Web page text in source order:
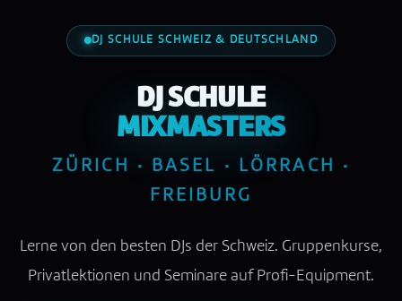
DJ SCHULE SCHWEIZ & DEUTSCHLAND
DJ SCHULE
MIXMASTERS
ZÜRICH · BASEL · LÖRRACH ·
FREIBURG
Lerne von den besten DJs der Schweiz. Gruppenkurse,
Privatlektionen und Seminare auf Profi-Equipment.